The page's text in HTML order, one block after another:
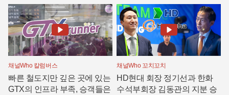
채널Who 칼럼버스
빠른 철도지만 깊은 곳에 있는
GTX의 인프라 부족, 승객들은
채널Who 꼬치꼬치
HD현대 회장 정기선과 한화
수석부회장 김동관의 지분 승